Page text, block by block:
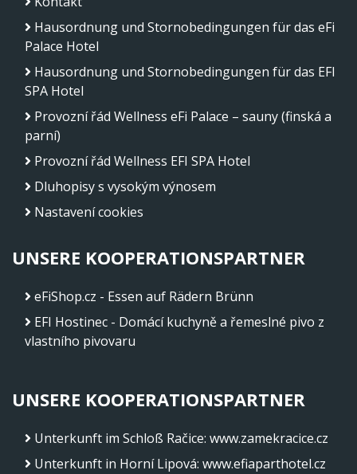
Hausordnung und Stornobedingungen für das eFi
Palace Hotel
Hausordnung und Stornobedingungen für das EFI
SPA Hotel
Provozní řád Wellness eFi Palace – sauny (finská a
parní)
Provozní řád Wellness EFI SPA Hotel
Dluhopisy s vysokým výnosem
Nastavení cookies
UNSERE KOOPERATIONSPARTNER
eFiShop.cz - Essen auf Rädern Brünn
EFI Hostinec - Domácí kuchyně a řemeslné pivo z
vlastního pivovaru
UNSERE KOOPERATIONSPARTNER
Unterkunft im Schloß Račice: www.zamekracice.cz
Unterkunft in Horní Lipová: www.efiaparthotel.cz